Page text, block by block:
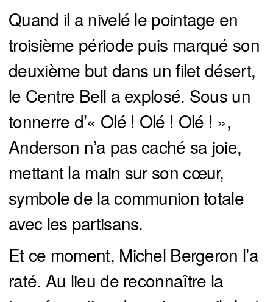
Quand il a nivelé le pointage en
troisième période puis marqué son
deuxième but dans un filet désert,
le Centre Bell a explosé. Sous un
tonnerre d’« Olé ! Olé ! Olé ! »,
Anderson n’a pas caché sa joie,
mettant la main sur son cœur,
symbole de la communion totale
avec les partisans.
Et ce moment, Michel Bergeron l’a
raté. Au lieu de reconnaître la